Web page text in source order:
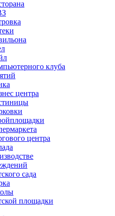
клуба
центра
центра
сада
площадки